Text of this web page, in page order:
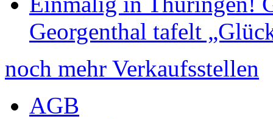
Georgenthal tafelt
noch mehr Verkaufsstellen
AGB